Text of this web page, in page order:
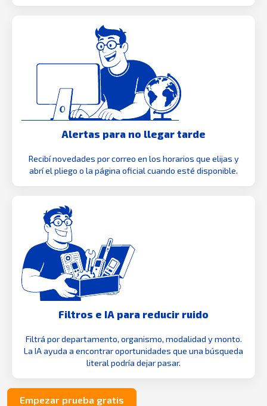
Alertas para no llegar tarde
Recibí novedades por correo en los horarios que elijas y
abrí el pliego o la página oficial cuando esté disponible.
Filtros e IA para reducir ruido
Filtrá por departamento, organismo, modalidad y monto.
La IA ayuda a encontrar oportunidades que una búsqueda
literal podría dejar pasar.
Empezar prueba gratis